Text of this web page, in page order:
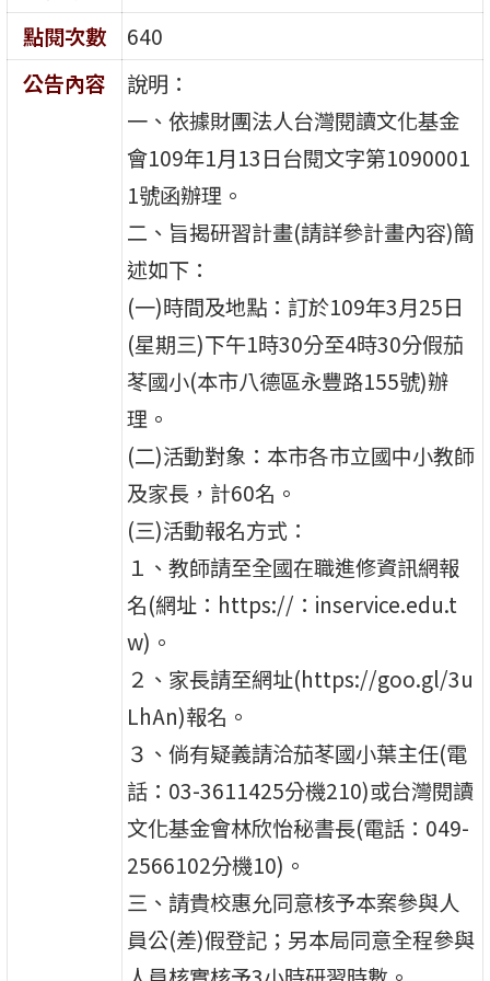
點閱次數
640
公告內容
說明：
一、依據財團法人台灣閱讀文化基金
會109年1月13日台閱文字第1090001
1號函辦理。
二、旨揭研習計畫(請詳參計畫內容)簡
述如下：
(一)時間及地點：訂於109年3月25日
(星期三)下午1時30分至4時30分假茄
苳國小(本市八德區永豐路155號)辦
理。
(二)活動對象：本市各市立國中小教師
及家長，計60名。
(三)活動報名方式：
１、教師請至全國在職進修資訊網報
名(網址：https://：inservice.edu.t
w)。
２、家長請至網址(https://goo.gl/3u
LhAn)報名。
３、倘有疑義請洽茄苳國小葉主任(電
話：03-3611425分機210)或台灣閱讀
文化基金會林欣怡秘書長(電話：049-
2566102分機10)。
三、請貴校惠允同意核予本案參與人
員公(差)假登記；另本局同意全程參與